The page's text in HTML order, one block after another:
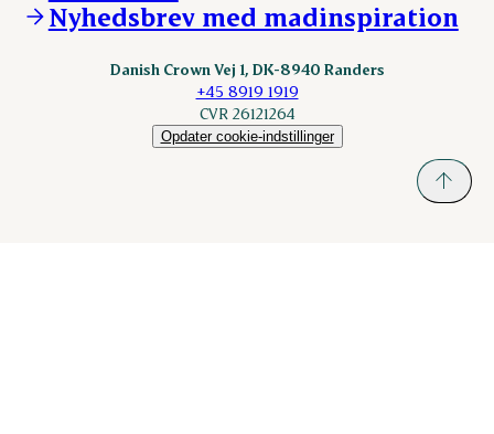
Scanhide.dk
Nyhedsbrev med madinspiration
Danish Crown Vej 1, DK-8940 Randers
+45 8919 1919
CVR 26121264
Opdater cookie-indstillinger